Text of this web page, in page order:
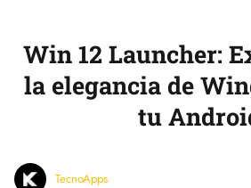
Win 12 Launcher:
la elegancia de
tu
TecnoApps